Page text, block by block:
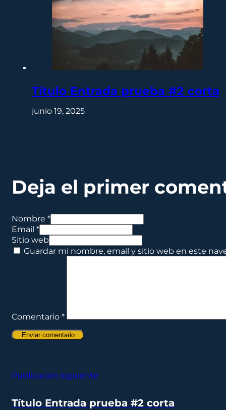
Título Entrada prueba #2 corta
junio 19, 2025
Deja el primer
Nombre *
Email *
Sitio web
Guardar mi nombre, email y sitio web en este
Comentario *
Publicación siguiente
Título Entrada prueba #2 corta